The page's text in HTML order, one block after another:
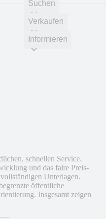
Suchen
Verkaufen
Informieren
schnellen Service.
und das faire Preis-
Unterlagen.
öffentliche
Insgesamt zeigen